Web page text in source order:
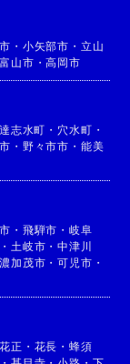
・ 小矢部市 ・ 立山
富山市 ・高岡市
志水町 ・ 穴水町 ・
・ 野々市市 ・ 能美
・ 飛騨市 ・ 岐阜
・ 土岐市 ・中津川
加茂市 ・可児市 ・
花正 ・ 花長 ・ 蜂須